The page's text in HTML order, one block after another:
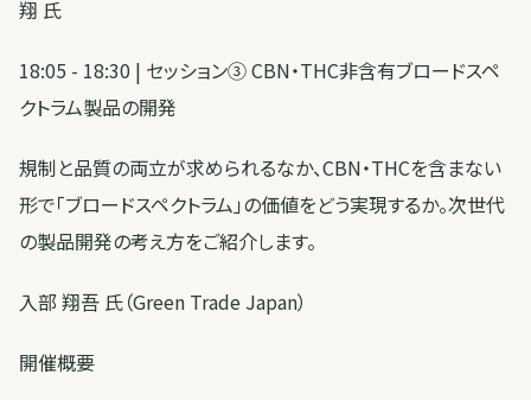
翔 氏
18:05 - 18:30 | セッション③ CBN・THC非含有ブロードスペ
クトラム製品の開発
規制と品質の両立が求められるなか、CBN・THCを含まない
形で「ブロードスペクトラム」の価値をどう実現するか。次世代
の製品開発の考え方をご紹介します。
入部 翔吾 氏（Green Trade Japan）
開催概要